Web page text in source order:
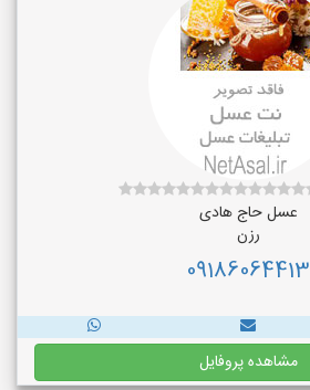
عسل حاج هادی
رزن
09186064413
مشاهده پروفایل